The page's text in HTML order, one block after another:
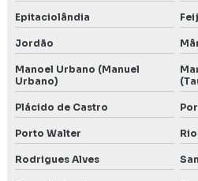
Epitaciolândia
Jordão
Manoel Urbano (Manuel
Urbano)
Plácido de Castro
Porto Walter
Rodrigues Alves